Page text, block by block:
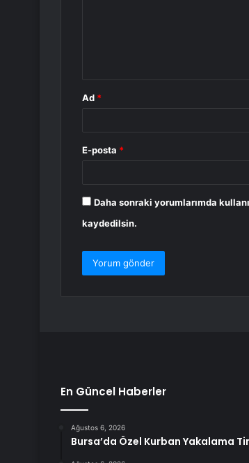
Ad *
E-posta *
Daha sonraki yorumlarımda
kaydedilsin.
En Güncel Haberler
Ağustos 6, 2026
Bursa’da Özel Kurban Yakalama